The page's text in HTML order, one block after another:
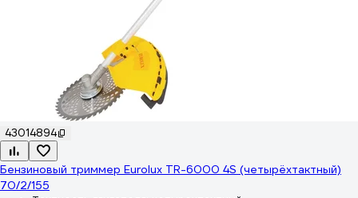
43014894
Бензиновый триммер Eurolux TR-6000 4S (четырёхтактный)
70/2/155